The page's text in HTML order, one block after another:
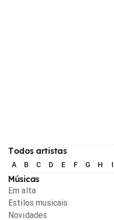
Todos artistas
A B C D E F G H I
Músicas
Em alta
Estilos musicais
Novidades